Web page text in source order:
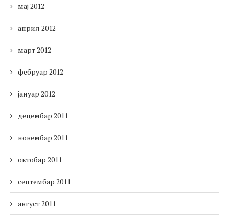
мај 2012
април 2012
март 2012
фебруар 2012
јануар 2012
децембар 2011
новембар 2011
октобар 2011
септембар 2011
август 2011